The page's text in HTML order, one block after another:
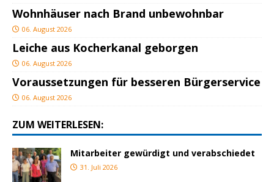
Wohnhäuser nach Brand unbewohnbar
06. August 2026
Leiche aus Kocherkanal geborgen
06. August 2026
Voraussetzungen für besseren Bürgerservice
06. August 2026
ZUM WEITERLESEN:
Mitarbeiter gewürdigt und verabschiedet
31. Juli 2026